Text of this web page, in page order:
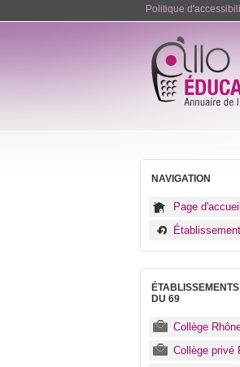
Politique
NAVIGATION
Page d'accueil
DU 69
Collège
Collège privé